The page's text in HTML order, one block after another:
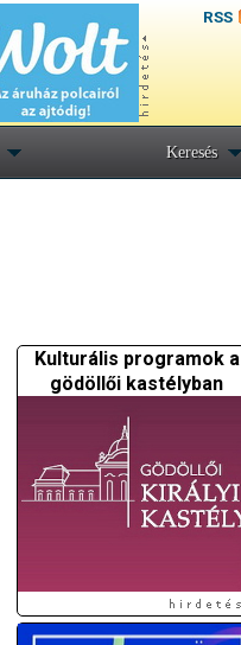
RSS
Keresés
Kulturális programok a
gödöllői kastélyban